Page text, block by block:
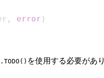
, error )
を使用する必要があ